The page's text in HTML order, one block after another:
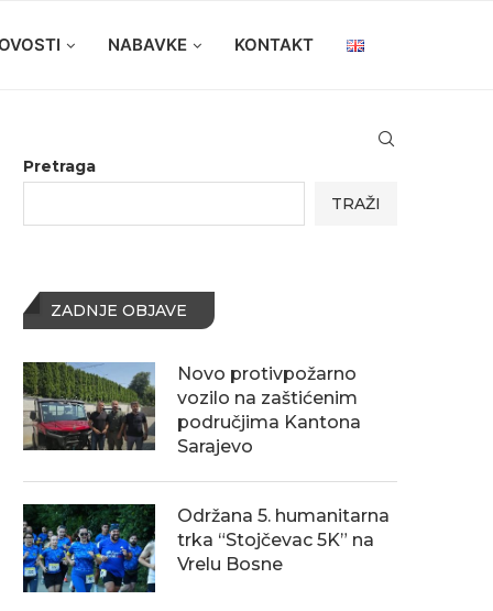
NABAVKE KONTAKT
Pretraga
TRAŽI
ZADNJE OBJAVE
Novo protivpožarno
vozilo na zaštićenim
područjima Kantona
Sarajevo
Održana 5. humanitarna
trka “Stojčevac 5K” na
Vrelu Bosne